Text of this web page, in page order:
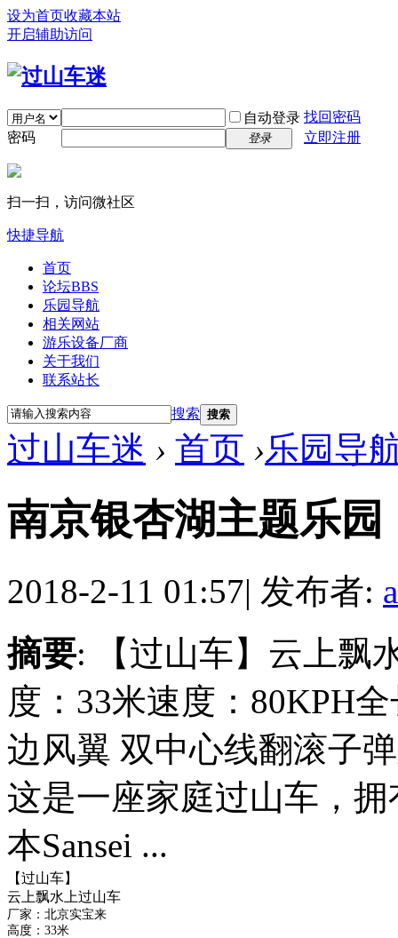
设为首页收藏本站
开启辅助访问
自动登录 找回密码
密码
登录 立即注册
扫一扫，访问微社区
快捷导航
首页
论坛BBS
乐园导航
相关网站
游乐设备厂商
关于我们
联系站长
搜索 搜索
过山车迷 › 首页 ›乐园导
南京银杏湖主题乐园
2018-2-11 01:57| 发布者:
摘要: 【过山车】云上飘
度：33米速度：80KPH
边风翼 双中心线翻滚子
这是一座家庭过山车，
本Sansei ...
【过山车】
云上飘水上过山车
厂家：北京实宝来
高度：33米